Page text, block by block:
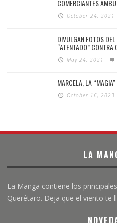
COMERCIANTES
October 24, 2021
DIVULGAN FOTOS
“ATENTADO” CONTRA
May 24, 2021
MARCELA, LA
October 16, 2023
LA
La Manga contiene los
Querétaro. Deja que el viento te